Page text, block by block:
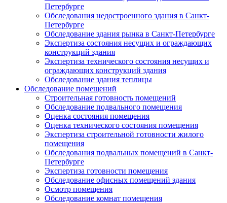
Петербурге
Обследования недостроенного здания в Санкт-
Петербурге
Обследование здания рынка в Санкт-Петербурге
Экспертиза состояния несущих и ограждающих
конструкций здания
Экспертиза технического состояния несущих и
ограждающих конструкций здания
Обследование здания теплицы
Обследование помещений
Строительная готовность помещений
Обследование подвального помещения
Оценка состояния помещения
Оценка технического состояния помещения
Экспертиза строительной готовности жилого
помещения
Обследования подвальных помещений в Санкт-
Петербурге
Экспертиза готовности помещения
Обследование офисных помещений здания
Осмотр помещения
Обследование комнат помещения